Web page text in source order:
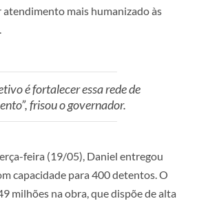
mais humanizado às
é fortalecer essa rede de
frisou o governador.
feira (19/05), Daniel entregou
capacidade para 400 detentos. O
milhões na obra, que dispõe de alta